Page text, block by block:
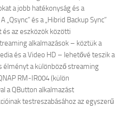
a jobb hatékonyság és a
és a „Hibrid Backup Sync”
az eszközök közötti
alkalmazások – köztük a
és a Video HD – lehetővé teszik a
a különböző streaming
RM-IR004 (külön
a QButton alkalmazást
testreszabásához az egyszerű